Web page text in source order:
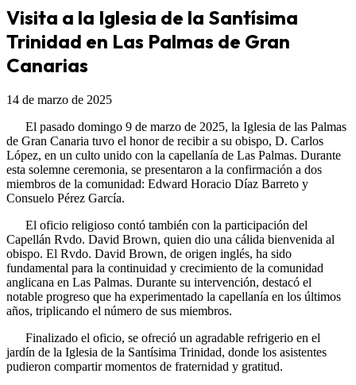
Visita a la Iglesia de la Santísima
Trinidad en Las Palmas de Gran
Canarias
14 de marzo de 2025
El pasado domingo 9 de marzo de 2025, la Iglesia de las Palmas
de Gran Canaria tuvo el honor de recibir a su obispo, D. Carlos
López, en un culto unido con la capellanía de Las Palmas. Durante
esta solemne ceremonia, se presentaron a la confirmación a dos
miembros de la comunidad: Edward Horacio Díaz Barreto y
Consuelo Pérez García.
El oficio religioso contó también con la participación del
Capellán Rvdo. David Brown, quien dio una cálida bienvenida al
obispo. El Rvdo. David Brown, de origen inglés, ha sido
fundamental para la continuidad y crecimiento de la comunidad
anglicana en Las Palmas. Durante su intervención, destacó el
notable progreso que ha experimentado la capellanía en los últimos
años, triplicando el número de sus miembros.
Finalizado el oficio, se ofreció un agradable refrigerio en el
jardín de la Iglesia de la Santísima Trinidad, donde los asistentes
pudieron compartir momentos de fraternidad y gratitud.